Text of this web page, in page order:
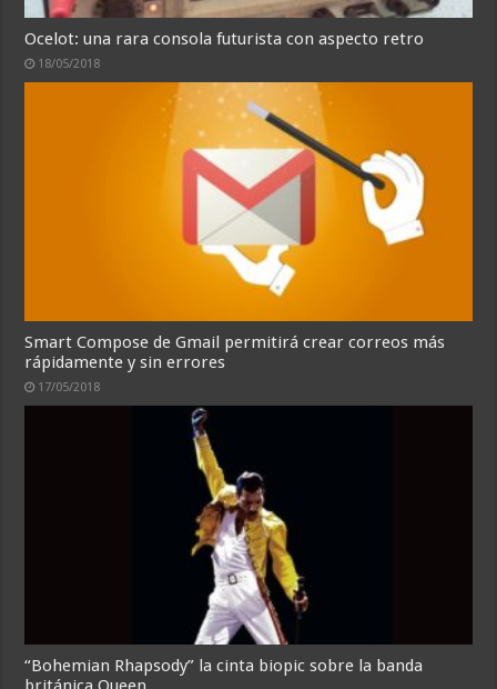
Ocelot: una rara consola futurista con aspecto retro
18/05/2018
Smart Compose de Gmail permitirá crear correos más
rápidamente y sin errores
17/05/2018
“Bohemian Rhapsody” la cinta biopic sobre la banda